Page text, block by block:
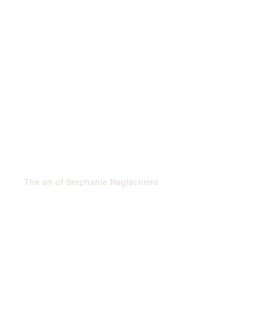
The art of Stephanie Naglschmid